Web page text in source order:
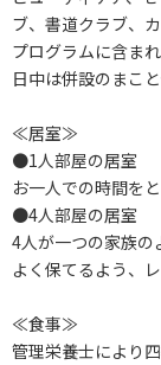
ブ、書道クラブ、
プログラムに含まれ
日中は併設のまこ
≪居室≫
●1人部屋の居室
お一人での時間を
●4人部屋の居室
4人が一つの家族の
よく保てるよう、
≪食事≫
管理栄養士により